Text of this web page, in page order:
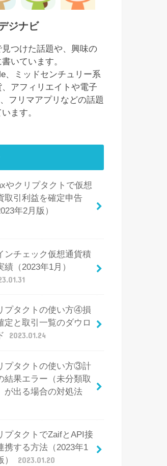
ジナビ
つけた話題や、興味の
いています。
、ミッドセンチュリー系
アフィリエイトや電子
フリマアプリなどの話題
ます。
やクリプタクトで仮想
取引利益を確定申告
年2月版）
ンチェック仮想通貨積
績（2023年1月）
プタクトの使い方④損
定と取引一覧のダウロ
2023.01.24
プタクトの使い方③計
結果エラー（未分類取
が出る場合の対処法
プタクトでZaifとAPI接
携する方法（2023年1
）
2023.01.20